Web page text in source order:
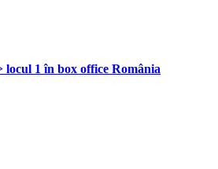
locul 1 în box office România